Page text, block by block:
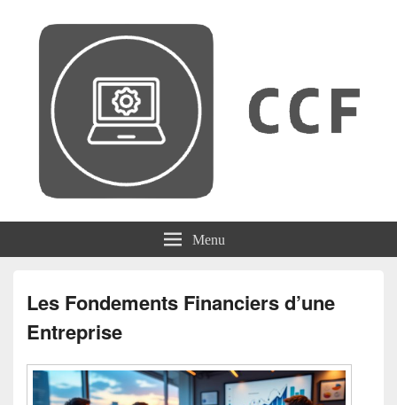
CCF Menu
Les Fondements Financiers d’une
Entreprise